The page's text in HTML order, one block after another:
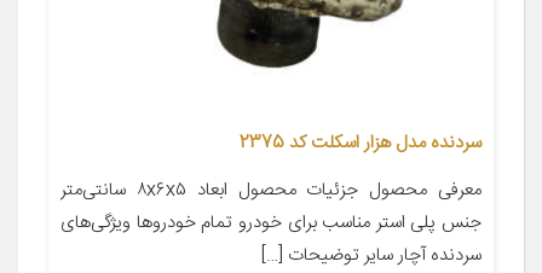
سردنده مدل هزار اسکلت کد 2375
معرفی محصول جزئیات محصول ابعاد ۸x۶x۵ سانتی‌متر
جنس پلی استر مناسب برای خودرو تمام خودروها ویژگی‌های
سردنده آچار سایر توضیحات […]